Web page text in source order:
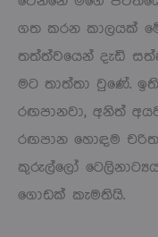
ගත කරන කාලයක්
තත්ත්වයෙන් දැඩි
මට තාත්තා වුණේ.
රඟපානවා, අනිත්
රඟපාන හොඳම
කුරුල්ලෝ
ගොඩක් කැමතියි.